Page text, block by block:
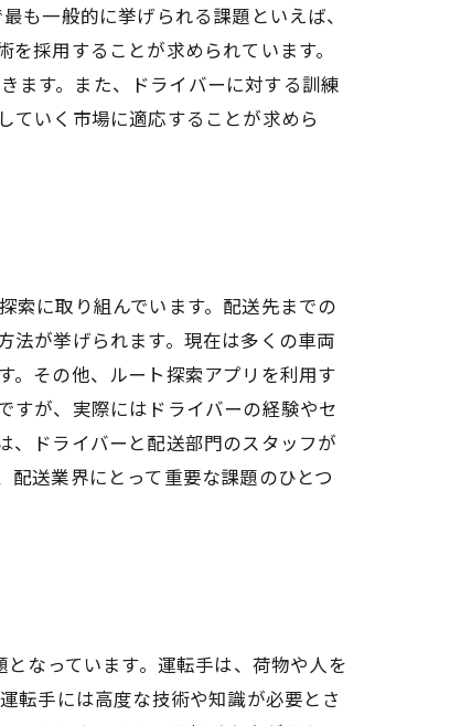
も一般的に挙げられる課題といえば、
採用することが求められています。
ます。また、ドライバーに対する訓練
ていく市場に適応することが求めら
に取り組んでいます。配送先までの
法が挙げられます。現在は多くの車両
。その他、ルート探索アプリを利用す
すが、実際にはドライバーの経験やセ
、ドライバーと配送部門のスタッフが
送業界にとって重要な課題のひとつ
なっています。運転手は、荷物や人を
転手には高度な技術や知識が必要とさ